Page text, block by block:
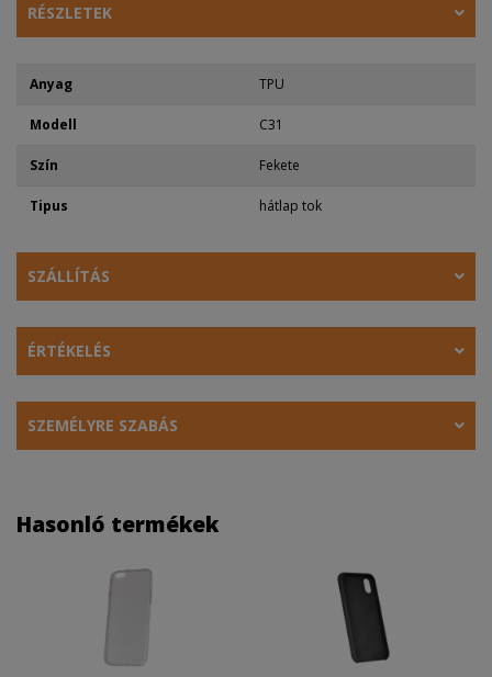
RÉSZLETEK
Anyag TPU
Modell C31
Szín Fekete
Tipus hátlap tok
SZÁLLÍTÁS
ÉRTÉKELÉS
SZEMÉLYRE SZABÁS
Hasonló termékek